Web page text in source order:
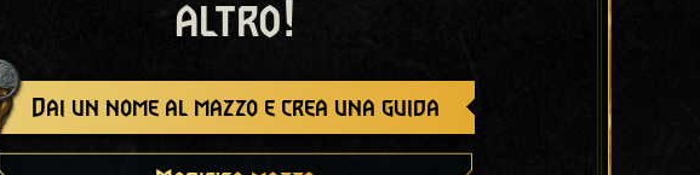
altro!
Dai un nome al mazzo e crea una guida